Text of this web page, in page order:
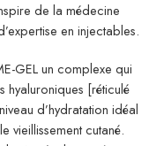
de la médecine
en injectables.
GEL un complexe qui
[réticulé
d’hydratation idéal
vieillissement cutané.